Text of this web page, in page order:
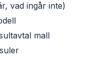
vad ingår inte)
mall